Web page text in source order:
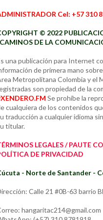
Cel: +57 310
© 2022
DE LA
una publicación para Internet
de primera mano
Metropolitana Colombia y el
son propiedad de la
Se prohíbe la
cualquiera de los contenidos
traducción a cualquier idioma
titular.
LEGALES / PAUTE
DE PRIVACIDAD
- Norte de Santander -
Calle 21 #0B-63 barrio
hangaritac214@gmail.com